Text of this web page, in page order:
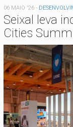
06 MAIO '26 -
Seixal leva
Cities